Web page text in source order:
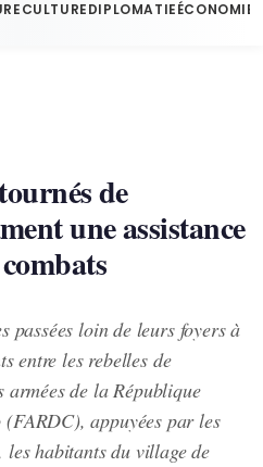
CULTUREDIPLOMATIEÉCONOMIE
de
une assistance
passées loin de leurs foyers à
entre les rebelles de
armées de la République
appuyées par les
les habitants du village de